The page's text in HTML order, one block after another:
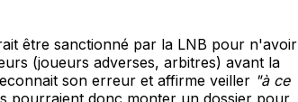
être sanctionné par la LNB pour n'avoir
(joueurs adverses, arbitres) avant la
son erreur et affirme veiller "à ce
pourraient donc monter un dossier pour